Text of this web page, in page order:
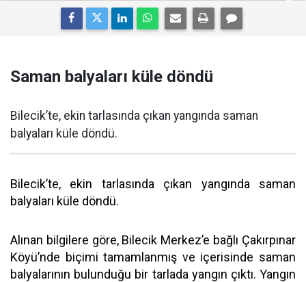
Saman balyaları küle döndü
Bilecik’te, ekin tarlasında çıkan yangında saman
balyaları küle döndü.
Bilecik’te, ekin tarlasında çıkan yangında saman
balyaları küle döndü.
Alınan bilgilere göre, Bilecik Merkez’e bağlı Çakırpınar
Köyü’nde biçimi tamamlanmış ve içerisinde saman
balyalarının bulunduğu bir tarlada yangın çıktı. Yangın